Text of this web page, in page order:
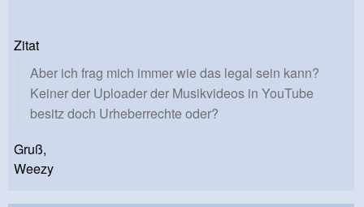
Zitat
Aber ich frag mich immer wie das legal sein kann?
Keiner der Uploader der Musikvideos in YouTube
besitz doch Urheberrechte oder?
Gruß,
Weezy